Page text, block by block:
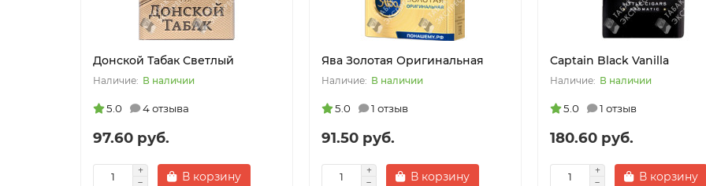
Донской Табак Светлый
В наличии
5.0 4 отзыва
97.60 руб.
В корзину
Ява Золотая Оригинальная
В наличии
5.0 1 отзыв
91.50 руб.
В корзину
Captain Black Vanilla
В наличии
5.0 1 отзыв
180.60 руб.
В корзину